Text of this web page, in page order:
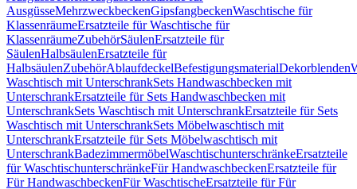
AusgüsseMehrzweckbeckenGipsfangbeckenWaschtische für
KlassenräumeErsatzteile für Waschtische für
KlassenräumeZubehörSäulenErsatzteile für
SäulenHalbsäulenErsatzteile für
HalbsäulenZubehörAblaufdeckelBefestigungsmaterialDekorblenden
Waschtisch mit UnterschrankSets Handwaschbecken mit
UnterschrankErsatzteile für Sets Handwaschbecken mit
UnterschrankSets Waschtisch mit UnterschrankErsatzteile für Sets
Waschtisch mit UnterschrankSets Möbelwaschtisch mit
UnterschrankErsatzteile für Sets Möbelwaschtisch mit
UnterschrankBadezimmermöbelWaschtischunterschränkeErsatzteile
für WaschtischunterschränkeFür HandwaschbeckenErsatzteile für
Für HandwaschbeckenFür WaschtischeErsatzteile für Für